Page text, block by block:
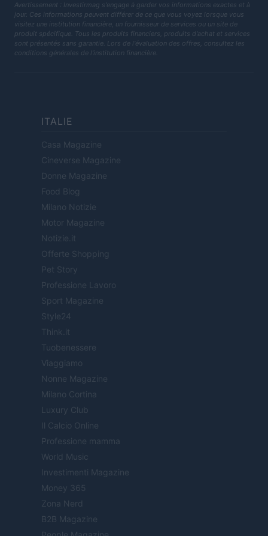
Avertissement : Investirmag s'engage à garder vos informations exactes et à
jour. Ces informations peuvent différer de ce que vous voyez lorsque vous
visitez une institution financière, un fournisseur de services ou un site de
produit spécifique. Tous les produits financiers, produits d'achat et services
sont présentés sans garantie. Lors de l'évaluation des offres, consultez les
conditions générales de l'institution financière.
ITALIE
Casa Magazine
Cineverse Magazine
Donne Magazine
Food Blog
Milano Notizie
Motor Magazine
Notizie.it
Offerte Shopping
Pet Story
Professione Lavoro
Sport Magazine
Style24
Think.it
Tuobenessere
Viaggiamo
Nonne Magazine
Milano Cortina
Luxury Club
Il Calcio Online
Professione mamma
World Music
Investimenti Magazine
Money 365
Zona Nerd
B2B Magazine